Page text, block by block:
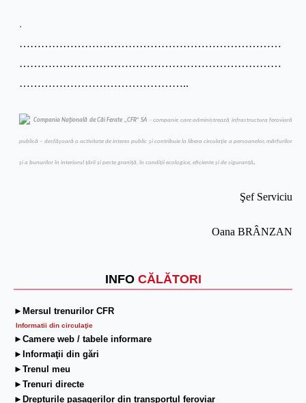
INFO CĂLĂTORI
►Mersul trenurilor CFR
Informatii din circulaţie
►Camere web / tabele informare
►Informaţii din gări
►Trenul meu
►Trenuri directe
►Drepturile pasagerilor din transportul feroviar
.
………………………………………………………………
………………………………………………………………
………………………………………..
Compania Naţională de Căi Ferate „CFR” SA – companie care administrează infrastructura feroviară
publică – desfăşoară o activitate de interes public şi contribuie la libera circulaţie a persoanelor, mărfurilor
şi a bunurilor în interiorul ţării şi peste graniţă, în condiţii ecologice, eficiente şi de siguranţă.
Şef Serviciu
Oana BRÂNZAN